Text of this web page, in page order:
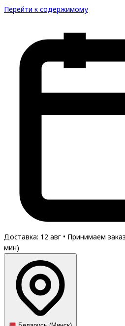
Перейти к содержимому
Доставка: 12 авг • Принимаем
мин)